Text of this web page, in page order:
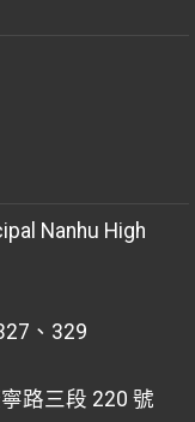
Nanhu High
、329
路三段 220 號